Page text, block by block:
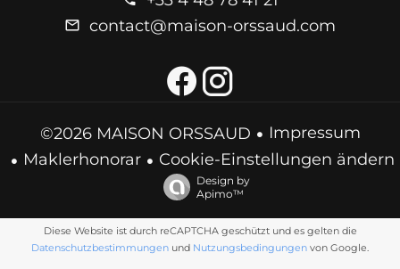
contact@maison-orssaud.com
©2026 MAISON ORSSAUD
Impressum
Maklerhonorar
Cookie-Einstellungen ändern
Design by
Apimo™
Diese Website ist durch reCAPTCHA geschützt und es gelten die
Datenschutzbestimmungen und Nutzungsbedingungen von Google.